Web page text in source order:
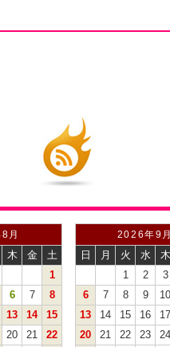
月
木 金
土
1
6 7
8
13 14
15
20 21 22
2026年9月
日 月 火 水 木
1
2 3
6
7 8 9 10
13
14 15 16 17
20
21 22 23 24